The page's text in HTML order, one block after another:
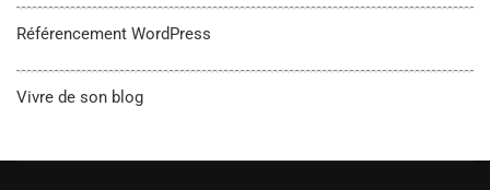
Référencement WordPress
Vivre de son blog